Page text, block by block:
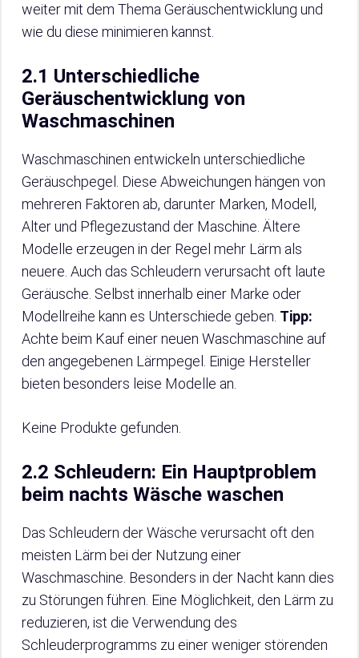
weiter mit dem Thema Geräuschentwicklung und
wie du diese minimieren kannst.
2.1 Unterschiedliche
Geräuschentwicklung von
Waschmaschinen
Waschmaschinen entwickeln unterschiedliche
Geräuschpegel. Diese Abweichungen hängen von
mehreren Faktoren ab, darunter Marken, Modell,
Alter und Pflegezustand der Maschine. Ältere
Modelle erzeugen in der Regel mehr Lärm als
neuere. Auch das Schleudern verursacht oft laute
Geräusche. Selbst innerhalb einer Marke oder
Modellreihe kann es Unterschiede geben. Tipp:
Achte beim Kauf einer neuen Waschmaschine auf
den angegebenen Lärmpegel. Einige Hersteller
bieten besonders leise Modelle an.
Keine Produkte gefunden.
2.2 Schleudern: Ein Hauptproblem
beim nachts Wäsche waschen
Das Schleudern der Wäsche verursacht oft den
meisten Lärm bei der Nutzung einer
Waschmaschine. Besonders in der Nacht kann dies
zu Störungen führen. Eine Möglichkeit, den Lärm zu
reduzieren, ist die Verwendung des
Schleuderprogramms zu einer weniger störenden